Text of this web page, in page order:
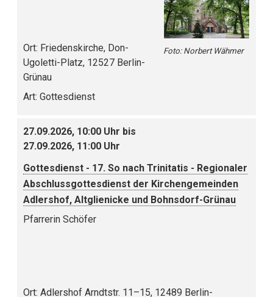
Foto: Norbert Wähmer
Ort: Friedenskirche, Don-
Ugoletti-Platz, 12527 Berlin-
Grünau
Art: Gottesdienst
27.09.2026, 10:00 Uhr bis
27.09.2026, 11:00 Uhr
Gottesdienst - 17. So nach Trinitatis - Regionaler
Abschlussgottesdienst der Kirchengemeinden
Adlershof, Altglienicke und Bohnsdorf-Grünau
Pfarrerin Schöfer
Ort: Adlershof Arndtstr. 11–15, 12489 Berlin-